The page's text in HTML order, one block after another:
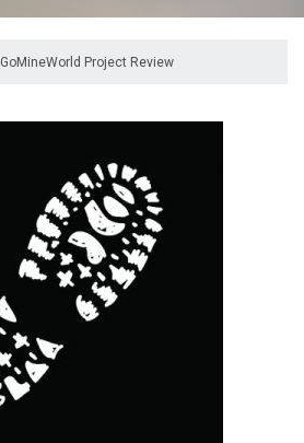
GoMineWorld Project Review